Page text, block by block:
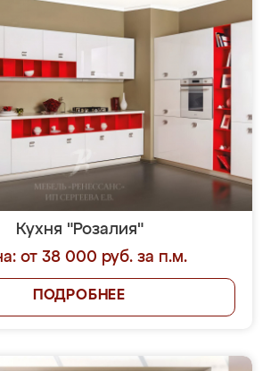
Кухня "Розалия"
от 38 000 руб. за п.м.
ПОДРОБНЕЕ